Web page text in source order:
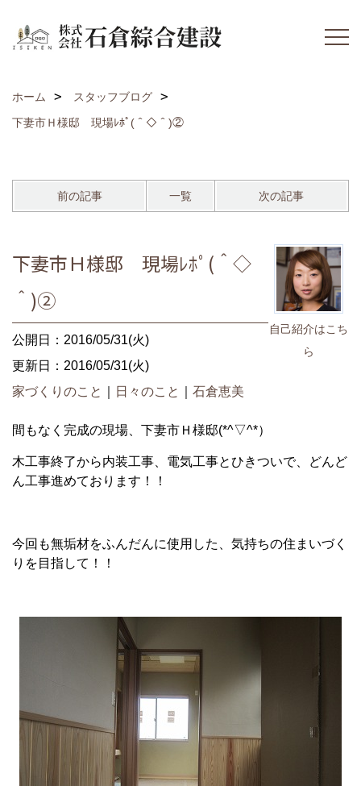
ホーム
スタッフブログ
下妻市Ｈ様邸 現場ﾚﾎﾟ(＾◇＾)②
前の記事 一覧 次の記事
自己紹介はこち
ら
下妻市Ｈ様邸 現場ﾚﾎﾟ(＾◇
＾)②
公開日：2016/05/31(火)
更新日：2016/05/31(火)
家づくりのこと
日々のこと 石倉恵美
間もなく完成の現場、下妻市Ｈ様邸(*^▽^*）
木工事終了から内装工事、電気工事とひきついで、どんど
ん工事進めております！！
今回も無垢材をふんだんに使用した、気持ちの住まいづく
りを目指して！！